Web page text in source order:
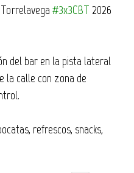
#3x3CBT 2026
del bar en la pista lateral
la calle con zona de
refrescos, snacks,